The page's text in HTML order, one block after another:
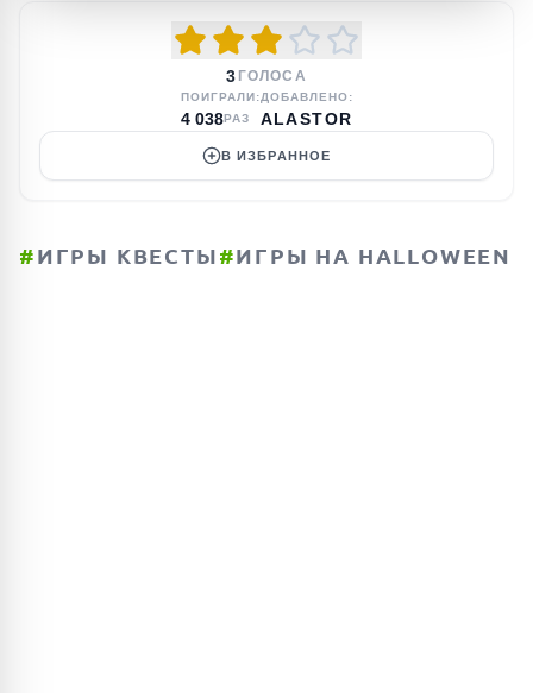
3 ГОЛОСА
ПОИГРАЛИ:
4 038РАЗ
ДОБАВЛЕНО:
ALASTOR
В ИЗБРАННОЕ
#ИГРЫ КВЕСТЫ#ИГРЫ НА HALLOWEEN